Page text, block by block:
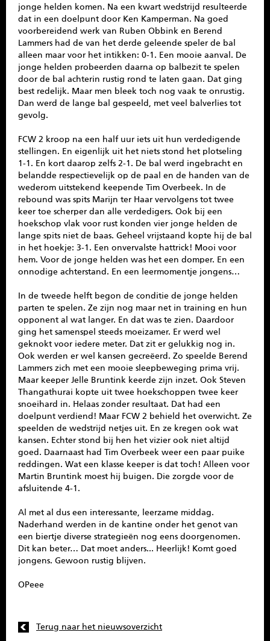
jonge helden komen. Na een kwart wedstrijd resulteerde
dat in een doelpunt door Ken Kamperman. Na goed
voorbereidend werk van Ruben Obbink en Berend
Lammers had de van het derde geleende speler de bal
alleen maar voor het intikken: 0-1. Een mooie aanval. De
jonge helden probeerden daarna op balbezit te spelen
door de bal achterin rustig rond te laten gaan. Dat ging
best redelijk. Maar men bleek toch nog vaak te onrustig.
Dan werd de lange bal gespeeld, met veel balverlies tot
gevolg.
FCW 2 kroop na een half uur iets uit hun verdedigende
stellingen. En eigenlijk uit het niets stond het plotseling
1-1. En kort daarop zelfs 2-1. De bal werd ingebracht en
belandde respectievelijk op de paal en de handen van de
wederom uitstekend keepende Tim Overbeek. In de
rebound was spits Marijn ter Haar vervolgens tot twee
keer toe scherper dan alle verdedigers. Ook bij een
hoekschop vlak voor rust konden vier jonge helden de
lange spits niet de baas. Geheel vrijstaand kopte hij de bal
in het hoekje: 3-1. Een onvervalste hattrick! Mooi voor
hem. Voor de jonge helden was het een domper. En een
onnodige achterstand. En een leermomentje jongens…
In de tweede helft begon de conditie de jonge helden
parten te spelen. Ze zijn nog maar net in training en hun
opponent al wat langer. En dat was te zien. Daardoor
ging het samenspel steeds moeizamer. Er werd wel
geknokt voor iedere meter. Dat zit er gelukkig nog in.
Ook werden er wel kansen gecreëerd. Zo speelde Berend
Lammers zich met een mooie sleepbeweging prima vrij.
Maar keeper Jelle Bruntink keerde zijn inzet. Ook Steven
Thangathurai kopte uit twee hoekschoppen twee keer
snoeihard in. Helaas zonder resultaat. Dat had een
doelpunt verdiend! Maar FCW 2 behield het overwicht. Ze
speelden de wedstrijd netjes uit. En ze kregen ook wat
kansen. Echter stond bij hen het vizier ook niet altijd
goed. Daarnaast had Tim Overbeek weer een paar puike
reddingen. Wat een klasse keeper is dat toch! Alleen voor
Martin Bruntink moest hij buigen. Die zorgde voor de
afsluitende 4-1.
Al met al dus een interessante, leerzame middag.
Naderhand werden in de kantine onder het genot van
een biertje diverse strategieën nog eens doorgenomen.
Dit kan beter… Dat moet anders... Heerlijk! Komt goed
jongens. Gewoon rustig blijven.
OPeee
Terug naar het nieuwsoverzicht